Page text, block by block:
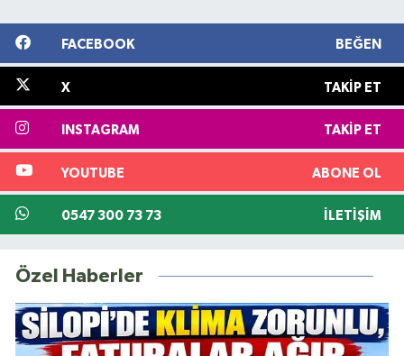
FACEBOOK BEĞEN
X TAKIP ET
INSTAGRAM TAKIP ET
YOUTUBE ABONE OL
0547 300 73 73 İLETIŞIM
Özel Haberler